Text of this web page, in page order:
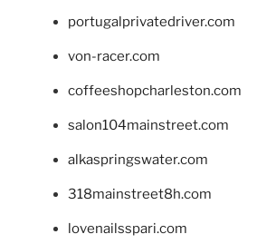
portugalprivatedriver.com
von-racer.com
coffeeshopcharleston.com
salon104mainstreet.com
alkaspringswater.com
318mainstreet8h.com
lovenailsspari.com